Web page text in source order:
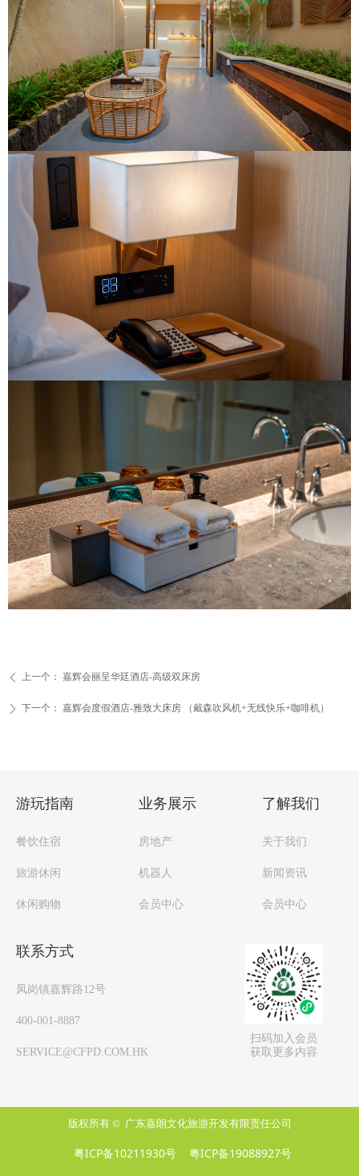
ꄴ 上一个： 嘉辉会丽呈华廷酒店-高级双床房
ꄲ 下一个： 嘉辉会度假酒店-雅致大床房 （戴森吹风机+无线快乐+咖啡机）
游玩指南
餐饮住宿
旅游休闲
休闲购物
房地产
机器人
会员中心
业务展示
关于我们
新闻资讯
会员中心
了解我们
联系方式
凤岗镇嘉辉路12号
400-001-8887
SERVICE@CFPD.COM.HK
扫码加入会员
获取更多内容
粤ICP备10211930号 粤ICP备19088927号
版权所有 © 广东嘉朗文化旅游开发有限责任公司